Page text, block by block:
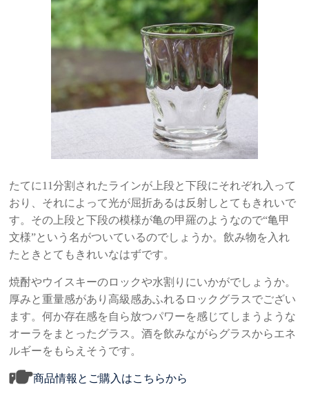
たてに11分割されたラインが上段と下段にそれぞれ入って
おり、それによって光が屈折あるは反射しとてもきれいで
す。その上段と下段の模様が亀の甲羅のようなので“亀甲
文様”という名がついているのでしょうか。飲み物を入れ
たときとてもきれいなはずです。
焼酎やウイスキーのロックや水割りにいかがでしょうか。
厚みと重量感があり高級感あふれるロックグラスでござい
ます。何か存在感を自ら放つパワーを感じてしまうような
オーラをまとったグラス。酒を飲みながらグラスからエネ
ルギーをもらえそうです。
商品情報とご購入はこちらから